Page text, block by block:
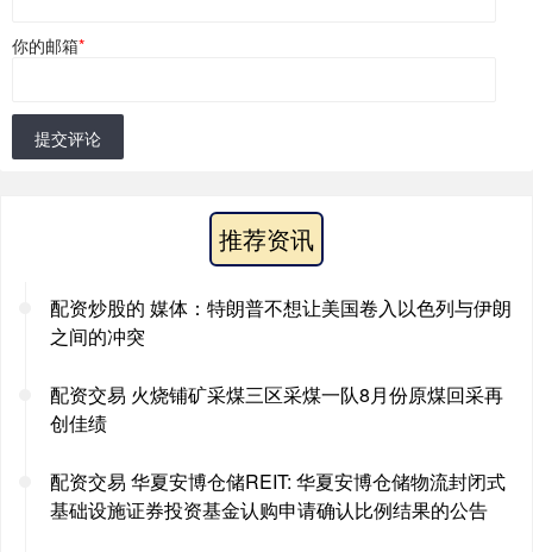
你的邮箱*
提交评论
推荐资讯
配资炒股的 媒体：特朗普不想让美国卷入以色列与伊朗
之间的冲突
配资交易 火烧铺矿采煤三区采煤一队8月份原煤回采再
创佳绩
配资交易 华夏安博仓储REIT: 华夏安博仓储物流封闭式
基础设施证券投资基金认购申请确认比例结果的公告